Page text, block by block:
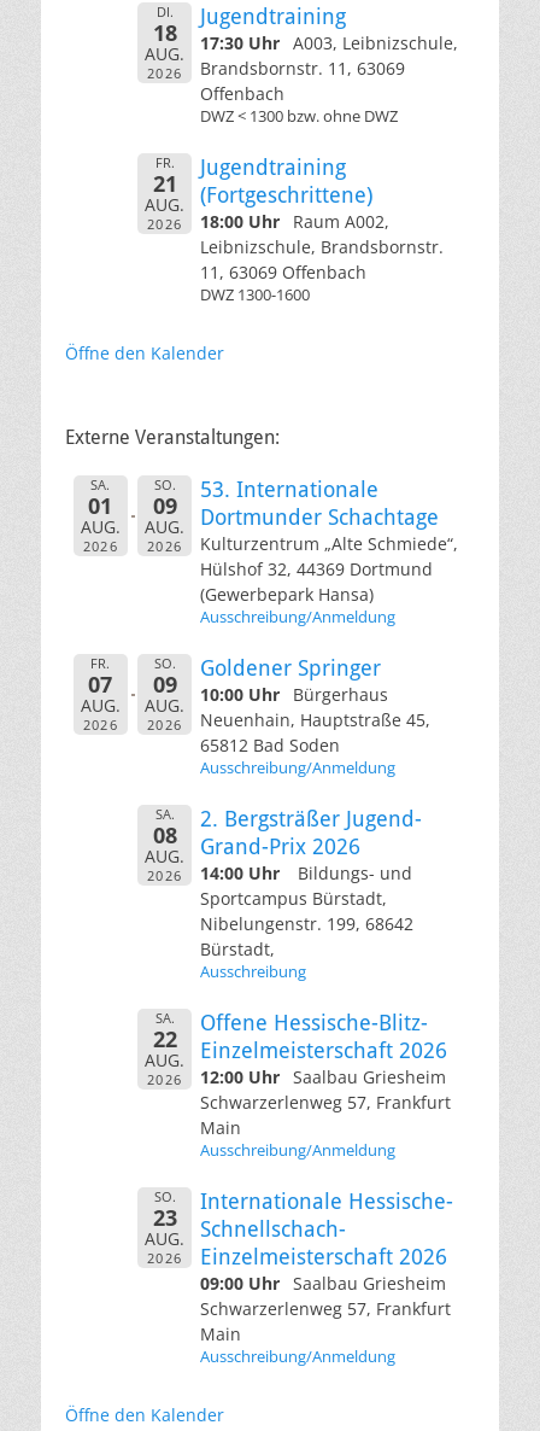
DI.
18
AUG.
2026
Jugendtraining
17:30 Uhr A003, Leibnizschule,
Brandsbornstr. 11, 63069
Offenbach
DWZ < 1300 bzw. ohne DWZ
FR.
21
AUG.
2026
Jugendtraining
(Fortgeschrittene)
18:00 Uhr
Raum A002,
Leibnizschule, Brandsbornstr.
11, 63069 Offenbach
DWZ 1300-1600
Öffne den Kalender
Externe Veranstaltungen:
SA.
01
AUG.
2026
SO.
09
AUG.
2026
53. Internationale
Dortmunder Schachtage
Kulturzentrum „Alte Schmiede“,
Hülshof 32, 44369 Dortmund
(Gewerbepark Hansa)
Ausschreibung/Anmeldung
FR.
07
AUG.
2026
SO.
09
AUG.
2026
Goldener Springer
10:00 Uhr
Bürgerhaus
Neuenhain, Hauptstraße 45,
65812 Bad Soden
Ausschreibung/Anmeldung
SA.
08
AUG.
2026
2. Bergsträßer Jugend-
Grand-Prix 2026
14:00 Uhr
Bildungs- und
Sportcampus Bürstadt,
Nibelungenstr. 199, 68642
Bürstadt,
Ausschreibung
SA.
22
AUG.
2026
Offene Hessische-Blitz-
Einzelmeisterschaft 2026
12:00 Uhr Saalbau Griesheim
Schwarzerlenweg 57, Frankfurt
Main
Ausschreibung/Anmeldung
SO.
23
AUG.
2026
Internationale Hessische-
Schnellschach-
Einzelmeisterschaft 2026
09:00 Uhr Saalbau Griesheim
Schwarzerlenweg 57, Frankfurt
Main
Ausschreibung/Anmeldung
Öffne den Kalender